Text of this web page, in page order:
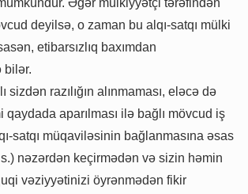
deyilsə, o zaman bu alqı-satqı mülki
etibarsızlıq baxımdan
bilər.
sizdən razılığın alınmaması, eləcə də
qaydada aparılması ilə bağlı mövcud iş
satqı müqaviləsinin bağlanmasına əsas
nəzərdən keçirmədən və sizin həmin
vəziyyətinizi öyrənmədən fikir